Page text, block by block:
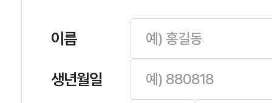
이름
생년월일